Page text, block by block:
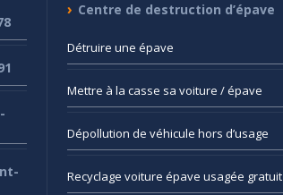
Centre de destruction d’épave
Détruire une épave
Mettre à la casse sa voiture / épave
Dépollution de véhicule hors d’usage
Recyclage voiture épave usagée gratuit